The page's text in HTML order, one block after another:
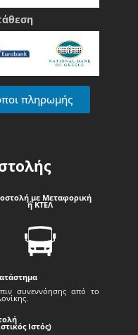
πληρωμής
με Μεταφορική
ή ΚΤΕΛ
συνεννόησης από το
Ιστός)